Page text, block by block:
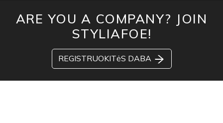
ARE YOU A COMPANY? JOIN
STYLIAFOE!
REGISTRUOKITėS DABA